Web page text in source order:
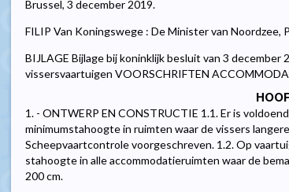
Brussel, 3 december 2019.
FILIP Van Koningswege : De Minister van Noordzee,
BIJLAGE Bijlage bij koninklijk besluit van 3
vissersvaartuigen VOORSCHRIFTEN
1. - ONTWERP EN CONSTRUCTIE 1.1. Er is
minimumstahoogte in ruimten waar de vissers
Scheepvaartcontrole voorgeschreven. 1.2. Op
stahoogte in alle accommodatieruimten waar de
200 cm.